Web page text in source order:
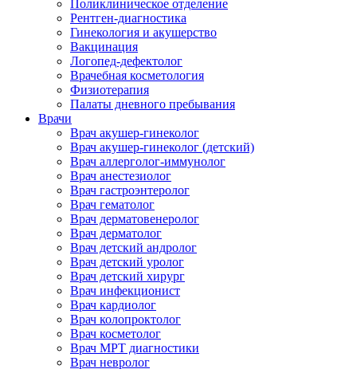
Поликлиническое отделение
Рентген-диагностика
Гинекология и акушерство
Вакцинация
Логопед-дефектолог
Врачебная косметология
Физиотерапия
Палаты дневного пребывания
Врачи
Врач акушер-гинеколог
Врач акушер-гинеколог (детский)
Врач аллерголог-иммунолог
Врач анестезиолог
Врач гастроэнтеролог
Врач гематолог
Врач дерматовенеролог
Врач дерматолог
Врач детский андролог
Врач детский уролог
Врач детский хирург
Врач инфекционист
Врач кардиолог
Врач колопроктолог
Врач косметолог
Врач МРТ диагностики
Врач невролог